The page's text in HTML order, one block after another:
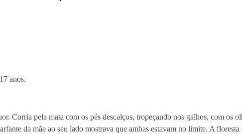
anos.
Corria pela mata com os pés descalços, tropeçando nos galhos, com os
da mãe ao seu lado mostrava que ambas estavam no limite. A